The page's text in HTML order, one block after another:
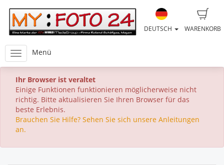
WARENKORB
DEUTSCH
Menü
Ihr Browser ist veraltet
Einige Funktionen funktionieren möglicherweise nicht
richtig. Bitte aktualisieren Sie Ihren Browser für das
beste Erlebnis.
Brauchen Sie Hilfe? Sehen Sie sich unsere Anleitungen
an.